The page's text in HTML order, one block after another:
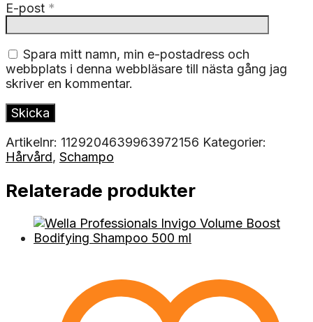
E-post *
Spara mitt namn, min e-postadress och
webbplats i denna webbläsare till nästa gång jag
skriver en kommentar.
Artikelnr: 1129204639963972156 Kategorier:
Hårvård, Schampo
Relaterade produkter